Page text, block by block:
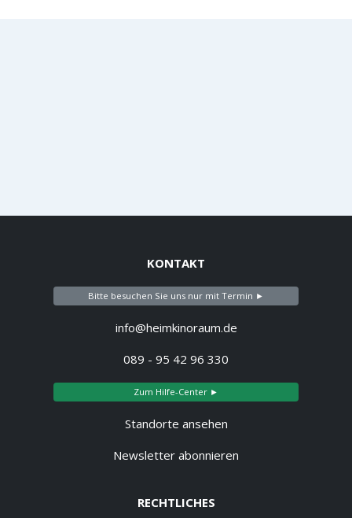
KONTAKT
Bitte besuchen Sie uns nur mit Termin ►
info@heimkinoraum.de
089 - 95 42 96 330
Zum Hilfe-Center ►
Standorte ansehen
Newsletter abonnieren
RECHTLICHES